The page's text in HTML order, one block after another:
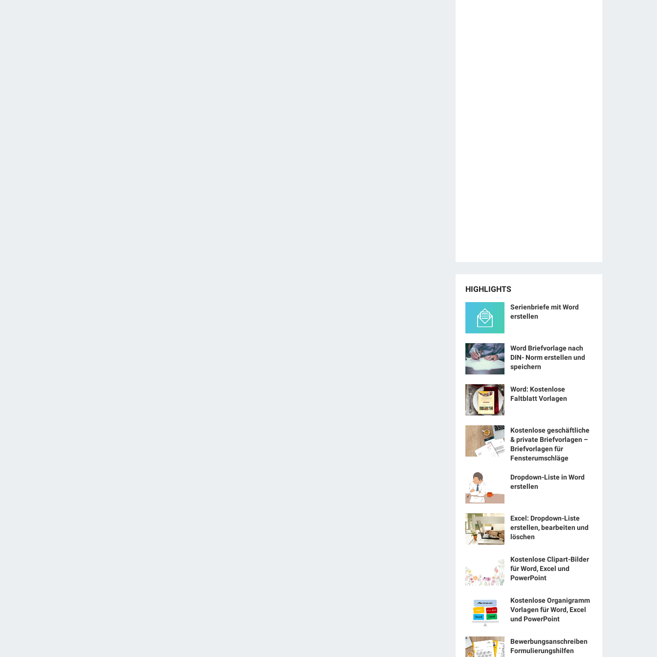
HIGHLIGHTS
Serienbriefe mit Word
erstellen
Word Briefvorlage nach
DIN- Norm erstellen und
speichern
Word: Kostenlose
Faltblatt Vorlagen
Kostenlose geschäftliche
& private Briefvorlagen –
Briefvorlagen für
Fensterumschläge
Dropdown-Liste in Word
erstellen
Excel: Dropdown-Liste
erstellen, bearbeiten und
löschen
Kostenlose Clipart-Bilder
für Word, Excel und
PowerPoint
Kostenlose Organigramm
Vorlagen für Word, Excel
und PowerPoint
Bewerbungsanschreiben
Formulierungshilfen